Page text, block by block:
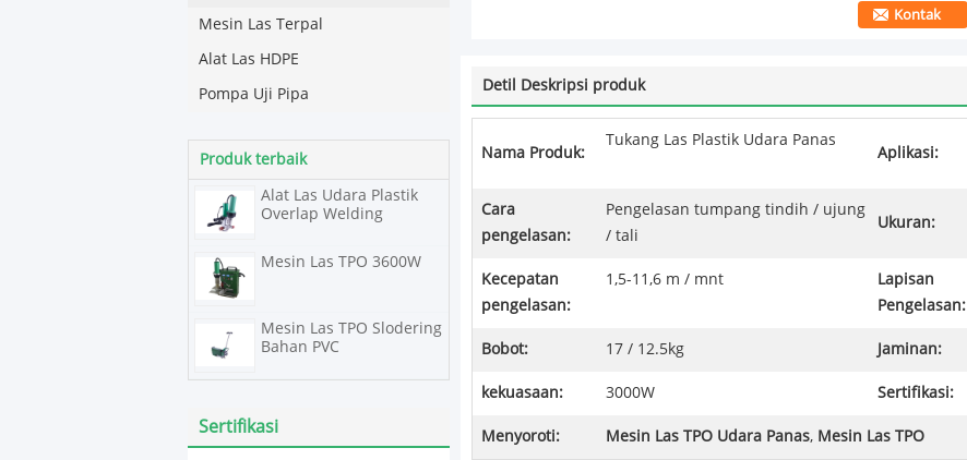
Mesin Las Terpal
Alat Las HDPE
Pompa Uji Pipa
Produk terbaik
Alat Las Udara Plastik
Overlap Welding
Mesin Las TPO 3600W
Mesin Las TPO Slodering
Bahan PVC
Sertifikasi
Kontak
Detil Deskripsi produk
Nama Produk:
Tukang Las Plastik Udara Panas
Aplikasi:
Cara
pengelasan:
Pengelasan tumpang tindih / ujung
/ tali
Ukuran:
Kecepatan
pengelasan:
1,5-11,6 m / mnt
Lapisan
Pengelasan:
Bobot: 17 / 12.5kg Jaminan:
kekuasaan: 3000W Sertifikasi:
Menyoroti: Mesin Las TPO Udara Panas, Mesin Las TPO